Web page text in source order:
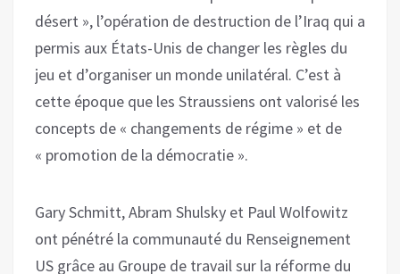
désert », l’opération de destruction de l’Iraq qui a
permis aux États-Unis de changer les règles du
jeu et d’organiser un monde unilatéral. C’est à
cette époque que les Straussiens ont valorisé les
concepts de « changements de régime » et de
« promotion de la démocratie ».
Gary Schmitt, Abram Shulsky et Paul Wolfowitz
ont pénétré la communauté du Renseignement
US grâce au Groupe de travail sur la réforme du